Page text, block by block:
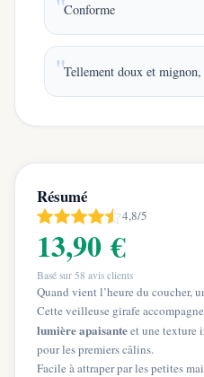
Conforme
Tellement doux et
Résumé
4,8/5
13,90 €
Basé sur 58 avis clients
Quand vient l’heure du coucher,
Cette veilleuse girafe
lumière apaisanteet une texture
pour les premiers câlins.
Facile à attraper par les petites